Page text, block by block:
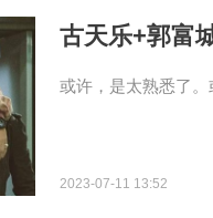
古天乐+郭富
或许，是太熟悉了
2023-07-11 13:52